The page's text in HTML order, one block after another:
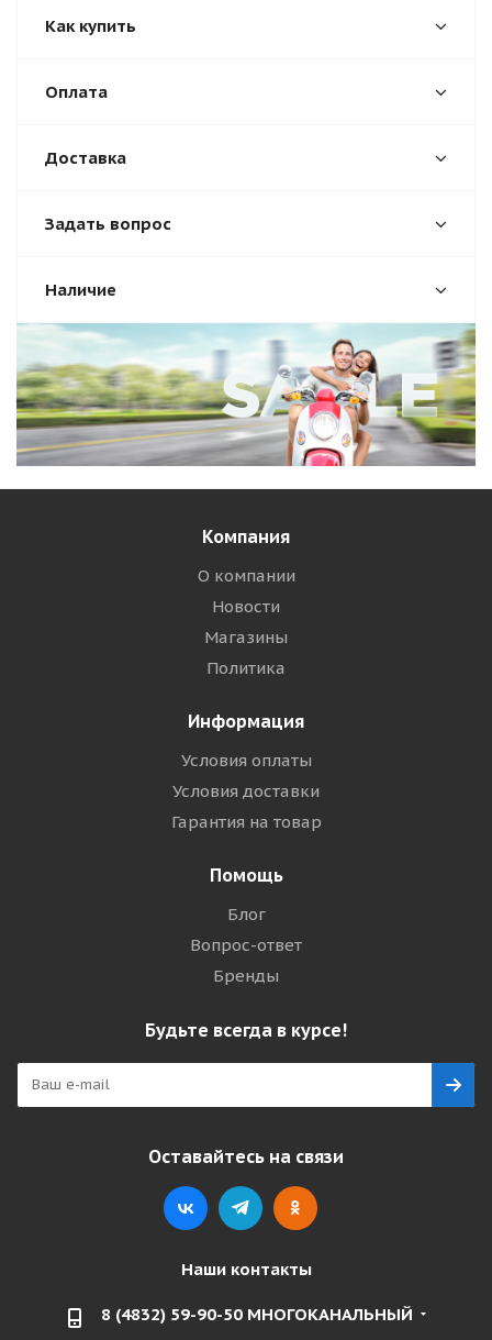
Как купить
Оплата
Доставка
Задать вопрос
Наличие
Компания
О компании
Новости
Магазины
Политика
Информация
Условия оплаты
Условия доставки
Гарантия на товар
Помощь
Блог
Вопрос-ответ
Бренды
Будьте всегда в курсе!
Оставайтесь на связи
Наши контакты
8 (4832) 59-90-50 МНОГОКАНАЛЬНЫЙ